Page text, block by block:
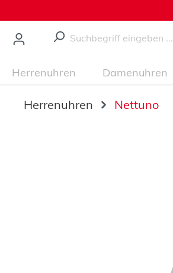
Herrenuhren Damenuhren
Herrenuhren Nettuno